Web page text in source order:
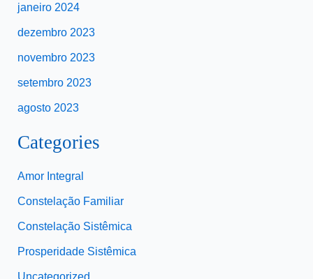
janeiro 2024
dezembro 2023
novembro 2023
setembro 2023
agosto 2023
Categories
Amor Integral
Constelação Familiar
Constelação Sistêmica
Prosperidade Sistêmica